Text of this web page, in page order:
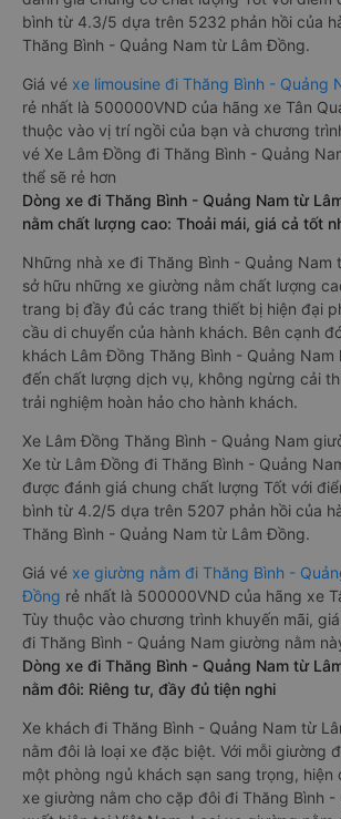
bình từ 4.3/5 dựa trên 5232 phản hồi của
Thăng Bình - Quảng Nam từ Lâm Đồng.
Giá vé xe limousine đi Thăng Bình - Quảng
rẻ nhất là 500000VND của hãng xe Tân
thuộc vào vị trí ngồi của bạn và chương
vé Xe Lâm Đồng đi Thăng Bình - Quảng
thể sẽ rẻ hơn
Dòng xe đi Thăng Bình - Quảng Nam từ
nằm chất lượng cao: Thoải mái, giá cả tốt
Những nhà xe đi Thăng Bình - Quảng Nam
sở hữu những xe giường nằm chất lượng
trang bị đầy đủ các trang thiết bị hiện đại
cầu di chuyển của hành khách. Bên cạnh
khách Lâm Đồng Thăng Bình - Quảng Nam
đến chất lượng dịch vụ, không ngừng cải
trải nghiệm hoàn hảo cho hành khách.
Xe Lâm Đồng Thăng Bình - Quảng Nam
Xe từ Lâm Đồng đi Thăng Bình - Quảng
được đánh giá chung chất lượng Tốt với
bình từ 4.2/5 dựa trên 5207 phản hồi của
Thăng Bình - Quảng Nam từ Lâm Đồng.
Giá vé xe giường nằm đi Thăng Bình -
Đồng rẻ nhất là 500000VND của hãng xe
Tùy thuộc vào chương trình khuyến mãi,
đi Thăng Bình - Quảng Nam giường nằm
Dòng xe đi Thăng Bình - Quảng Nam từ
nằm đôi: Riêng tư, đầy đủ tiện nghi
Xe khách đi Thăng Bình - Quảng Nam từ
nằm đôi là loại xe đặc biệt. Với mỗi giường
một phòng ngủ khách sạn sang trọng, hiện
xe giường nằm cho cặp đôi đi Thăng Bình -